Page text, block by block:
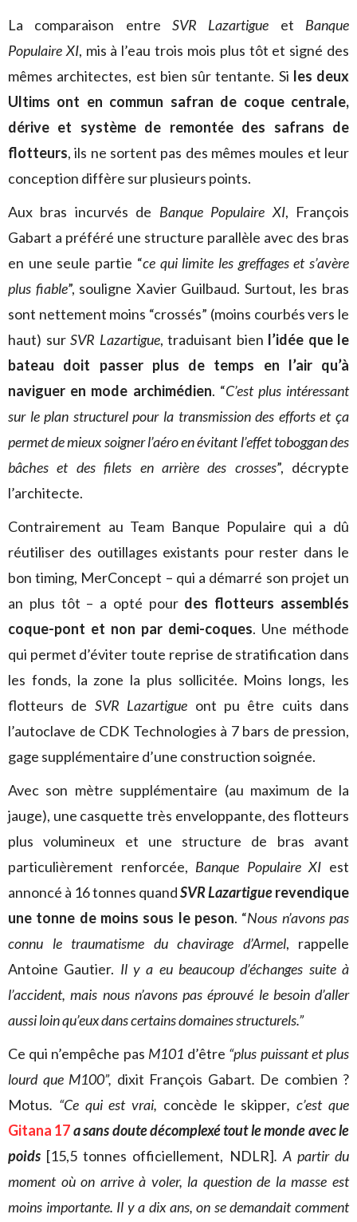
La comparaison entre SVR Lazartigue et Banque
Populaire XI, mis à l’eau trois mois plus tôt et signé des
mêmes architectes, est bien sûr tentante. Si les deux
Ultims ont en commun safran de coque centrale,
dérive et système de remontée des safrans de
flotteurs, ils ne sortent pas des mêmes moules et leur
conception diffère sur plusieurs points.
Aux bras incurvés de Banque Populaire XI, François
Gabart a préféré une structure parallèle avec des bras
en une seule partie “ce qui limite les greffages et s’avère
plus fiable”, souligne Xavier Guilbaud. Surtout, les bras
sont nettement moins “crossés” (moins courbés vers le
haut) sur SVR Lazartigue, traduisant bien l’idée que le
bateau doit passer plus de temps en l’air qu’à
naviguer en mode archimédien. “C’est plus intéressant
sur le plan structurel pour la transmission des efforts et ça
permet de mieux soigner l’aéro en évitant l’effet toboggan des
bâches et des filets en arrière des crosses”, décrypte
l’architecte.
Contrairement au Team Banque Populaire qui a dû
réutiliser des outillages existants pour rester dans le
bon timing, MerConcept – qui a démarré son projet un
an plus tôt – a opté pour des flotteurs assemblés
coque-pont et non par demi-coques. Une méthode
qui permet d’éviter toute reprise de stratification dans
les fonds, la zone la plus sollicitée. Moins longs, les
flotteurs de SVR Lazartigue ont pu être cuits dans
l’autoclave de CDK Technologies à 7 bars de pression,
gage supplémentaire d’une construction soignée.
Avec son mètre supplémentaire (au maximum de la
jauge), une casquette très enveloppante, des flotteurs
plus volumineux et une structure de bras avant
particulièrement renforcée, Banque Populaire XI est
annoncé à 16 tonnes quandSVR Lazartiguerevendique
une tonne de moins sous le peson. “Nous n’avons pas
connu le traumatisme du chavirage d’Armel, rappelle
Antoine Gautier. Il y a eu beaucoup d’échanges suite à
l’accident, mais nous n’avons pas éprouvé le besoin d’aller
aussi loin qu’eux dans certains domaines structurels.”
Ce qui n’empêche pas M101 d’être “plus puissant et plus
lourd que M100”, dixit François Gabart. De combien ?
Motus. “Ce qui est vrai, concède le skipper, c’est que
Gitana 17a sans doute décomplexé tout le monde avec le
poids [15,5 tonnes officiellement, NDLR]. A partir du
moment où on arrive à voler, la question de la masse est
moins importante. Il y a dix ans, on se demandait comment